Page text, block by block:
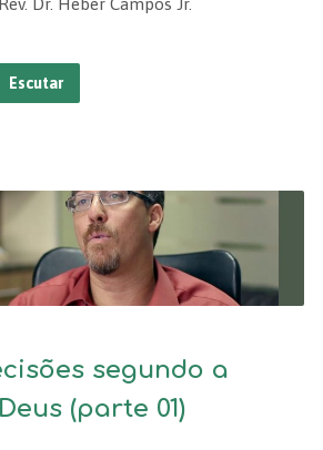
Dr. Heber Campos Jr.
Escutar
segundo a
(parte 01)